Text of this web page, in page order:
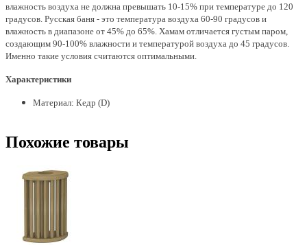
влажность воздуха не должна превышать 10-15% при температуре до 120
градусов. Русская баня - это температура воздуха 60-90 градусов и
влажность в диапазоне от 45% до 65%. Хамам отличается густым паром,
создающим 90-100% влажности и температурой воздуха до 45 градусов.
Именно такие условия считаются оптимальными.
Характеристики
Материал: Кедр (D)
Похожие товары